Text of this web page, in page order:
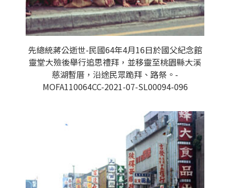
先總統蔣公逝世-民國64年4月16日於國父紀念館
靈堂大殮後舉行追思禮拜，並移靈至桃園縣大溪
慈湖暫厝，沿途民眾跪拜、路祭。-
MOFA110064CC-2021-07-SL00094-096